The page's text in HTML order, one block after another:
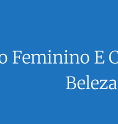
Feminino E
Beleza